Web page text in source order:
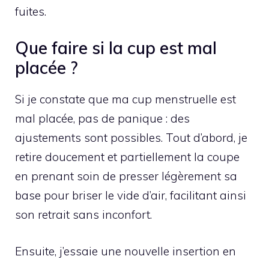
fuites.
Que faire si la cup est mal
placée ?
Si je constate que ma cup menstruelle est
mal placée, pas de panique : des
ajustements sont possibles. Tout d’abord, je
retire doucement et partiellement la coupe
en prenant soin de presser légèrement sa
base pour briser le vide d’air, facilitant ainsi
son retrait sans inconfort.
Ensuite, j’essaie une nouvelle insertion en